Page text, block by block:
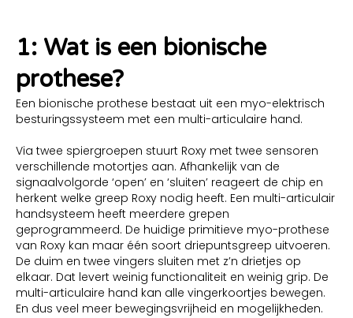
1: Wat is een bionische
prothese?
Een bionische prothese bestaat uit een myo-elektrisch
besturingssysteem met een multi-articulaire hand.
Via twee spiergroepen stuurt Roxy met twee sensoren
verschillende motortjes aan. Afhankelijk van de
signaalvolgorde ‘open’ en ‘sluiten’ reageert de chip en
herkent welke greep Roxy nodig heeft. Een multi-articulair
handsysteem heeft meerdere grepen
geprogrammeerd. De huidige primitieve myo-prothese
van Roxy kan maar één soort driepuntsgreep uitvoeren.
De duim en twee vingers sluiten met z’n drietjes op
elkaar. Dat levert weinig functionaliteit en weinig grip. De
multi-articulaire hand kan alle vingerkoortjes bewegen.
En dus veel meer bewegingsvrijheid en mogelijkheden.